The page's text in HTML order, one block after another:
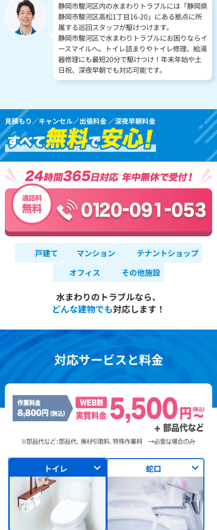
静岡市駿河区内の水まわりトラブルには「静岡県
静岡市駿河区高松1丁目16-20」にある拠点に所
属する巡回スタッフが駆けつけます。
静岡市駿河区で水まわりトラブルにお困りならイ
ースマイルへ。トイレ詰まりやトイレ修理、給湯
器修理にも最短20分で駆けつけ！年末年始や土
日祝、深夜早朝でも対応可能です。
見積もり／キャンセル／出張料金 ／深夜早朝料金
戸建て マンション
テナントショップ
オフィス
その他施設
水まわりのトラブルなら、
どんな建物でも対応します！
対応サービスと料金
トイレ 蛇口